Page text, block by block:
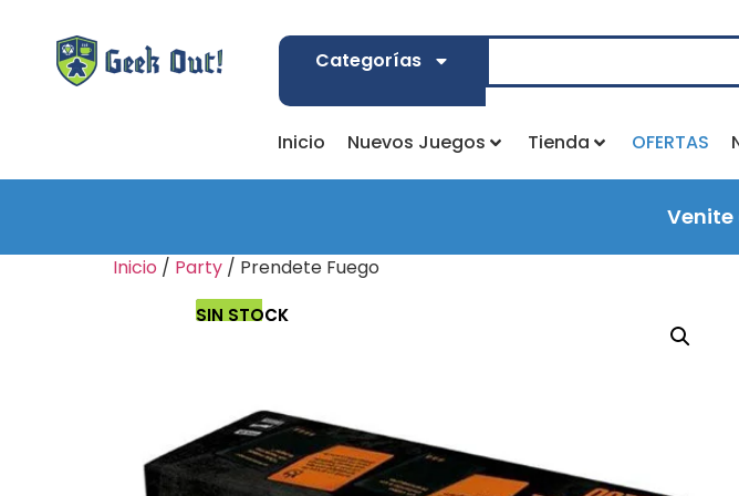
Categorías
Inicio Nuevos Juegos Tienda OFERTAS
Inicio / Party / Prendete Fuego
SIN STOCK